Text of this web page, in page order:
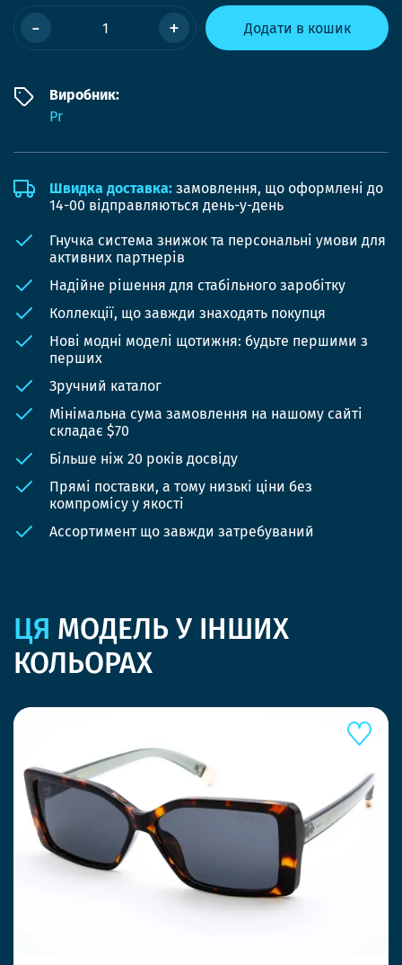
- + Додати в кошик
Виробник:
Pr
Швидка доставка: замовлення, що оформлені до
14-00 відправляються день-у-день
Гнучка система знижок та персональні умови для
активних партнерів
Надійне рішення для стабільного заробітку
Коллекції, що завжди знаходять покупця
Нові модні моделі щотижня: будьте першими з
перших
Зручний каталог
Мінімальна сума замовлення на нашому сайті
складає $70
Більше ніж 20 років досвіду
Прямі поставки, а тому низькі ціни без
компромісу у якості
Ассортимент що завжди затребуваний
ЦЯ МОДЕЛЬ У ІНШИХ
КОЛЬОРАХ